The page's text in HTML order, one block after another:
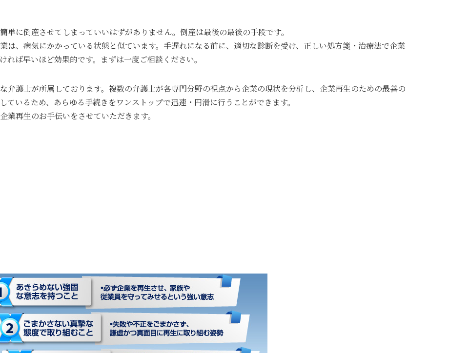
に倒産させてしまっていいはずがありません。倒産は最後の最後の手段です。
は、病気にかかっている状態と似ています。手遅れになる前に、適切な診断を受け、正しい処方箋・治療法で企業
ば早いほど効果的です。まずは一度ご相談ください。
弁護士が所属しております。複数の弁護士が各専門分野の視点から企業の現状を分析し、企業再生のための最善の
いるため、あらゆる手続きをワンストップで迅速・円滑に行うことができます。
業再生のお手伝いをさせていただきます。